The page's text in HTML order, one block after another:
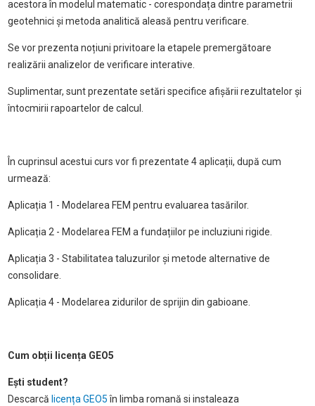
acestora în modelul matematic - corespondața dintre parametrii
geotehnici și metoda analitică aleasă pentru verificare.
Se vor prezenta noțiuni privitoare la etapele premergătoare
realizării analizelor de verificare interative.
Suplimentar, sunt prezentate setări specifice afișării rezultatelor și
întocmirii rapoartelor de calcul.
În cuprinsul acestui curs vor fi prezentate 4 aplicații, după cum
urmează:
Aplicația 1 - Modelarea FEM pentru evaluarea tasărilor.
Aplicația 2 - Modelarea FEM a fundațiilor pe incluziuni rigide.
Aplicația 3 - Stabilitatea taluzurilor și metode alternative de
consolidare.
Aplicația 4 - Modelarea zidurilor de sprijin din gabioane.
Cum obții licența GEO5
Ești student?
Descarcă licența GEO5în limba romană si instaleaza